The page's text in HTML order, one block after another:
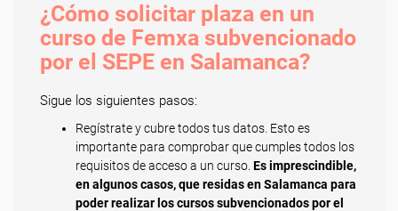
¿Cómo solicitar plaza en un
curso de Femxa subvencionado
por el SEPE en Salamanca?
Sigue los siguientes pasos:
Regístrate y cubre todos tus datos. Esto es
importante para comprobar que cumples todos los
requisitos de acceso a un curso. Es imprescindible,
en algunos casos, que residas en Salamanca para
poder realizar los cursos subvencionados por el